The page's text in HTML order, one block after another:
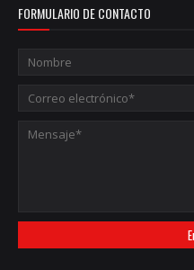
FORMULARIO DE CONTACTO